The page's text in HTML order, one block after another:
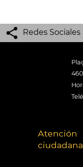
Redes Sociales
Atención
ciudadana